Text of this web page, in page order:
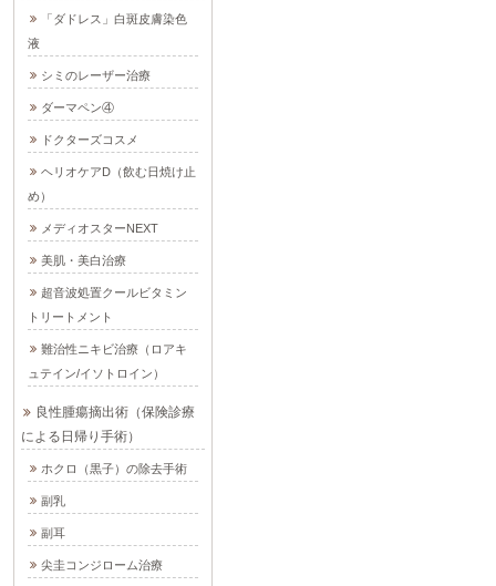
「ダドレス」白斑皮膚染色
液
シミのレーザー治療
ダーマペン④
ドクターズコスメ
ヘリオケアD（飲む日焼け止
め）
メディオスターNEXT
美肌・美白治療
超音波処置クールビタミン
トリートメント
難治性ニキビ治療（ロアキ
ュテイン/イソトロイン）
良性腫瘍摘出術（保険診療
による日帰り手術）
ホクロ（黒子）の除去手術
副乳
副耳
尖圭コンジローム治療